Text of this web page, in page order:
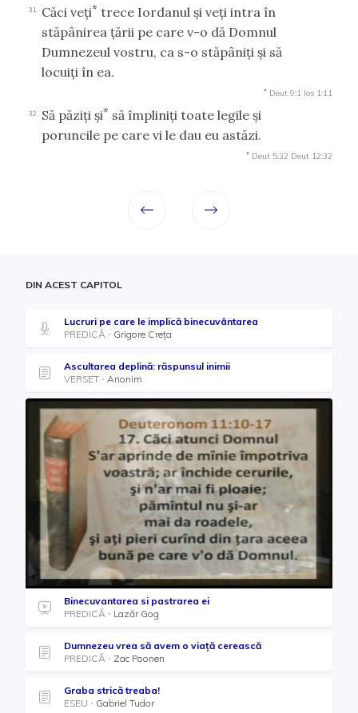
31 Căci veţi* trece Iordanul şi veţi intra în
stăpânirea ţării pe care v-o dă Domnul
Dumnezeul vostru, ca s-o stăpâniţi şi să
locuiţi în ea.
* Deut 9:1 Ios 1:11
32 Să păziţi şi* să împliniţi toate legile şi
poruncile pe care vi le dau eu astăzi.
* Deut 5:32 Deut 12:32
DIN ACEST CAPITOL
Lucruri pe care le implică binecuvântarea
PREDICĂ
Grigore Creța
Ascultarea deplină: răspunsul inimii
VERSET
Anonim
Binecuvantarea si pastrarea ei
PREDICĂ
Lazăr Gog
Dumnezeu vrea să avem o viață cerească
PREDICĂ
Zac Poonen
Graba strică treaba!
ESEU
Gabriel Tudor